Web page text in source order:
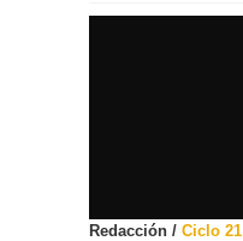
Redacción / Ciclo 21